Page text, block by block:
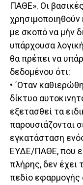
ΠΑΘΕ». Οι
με σκοπό να μήν
υπάρχουσα
θα πρέπει να
δεδομένου ότι:
• ΄Οταν
δίκτυο
εξετασθεί τα
παρουσιάζονται
εγκατάσταση
ΕΥΔΕ/ΠΑΘΕ, που
πλήρης, δεν έχει
πεδίο εφαρμογής